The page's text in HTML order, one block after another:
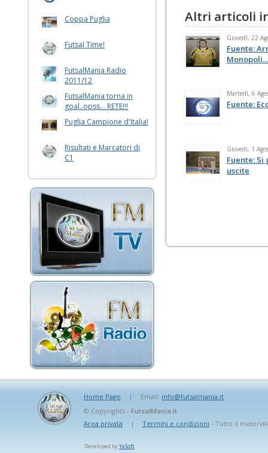
Coppa Puglia
Futsal Time!
FutsalMania Radio
2011/12
FutsalMania torna in
goal..opss... RETE!!!
Puglia Campione d'Italia!
Risultati e Marcatori di
C1
Altri articoli
Giovedì, 22
Fuente:
Martedì, 6
Fuente:
Giovedì, 1
Fuente:
uscite
Home Page | Email: info@futsalmania.it
© Copyrights - FutsalMania.it
Area privata
| Termini e condizioni - Tutto il
Developed byYeSoft